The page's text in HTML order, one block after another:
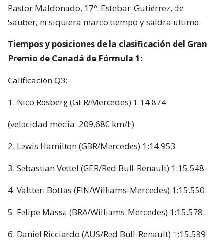
Pastor Maldonado, 17º. Esteban Gutiérrez, de
Sauber, ni siquiera marcó tiempo y saldrá último.
Tiempos y posiciones de la clasificación del Gran
Premio de Canadá de Fórmula 1:
Calificación Q3:
1. Nico Rosberg (GER/Mercedes) 1:14.874
(velocidad media: 209,680 km/h)
2. Lewis Hamilton (GBR/Mercedes) 1:14.953
3. Sebastian Vettel (GER/Red Bull-Renault) 1:15.548
4. Valtteri Bottas (FIN/Williams-Mercedes) 1:15.550
5. Felipe Massa (BRA/Williams-Mercedes) 1:15.578
6. Daniel Ricciardo (AUS/Red Bull-Renault) 1:15.589